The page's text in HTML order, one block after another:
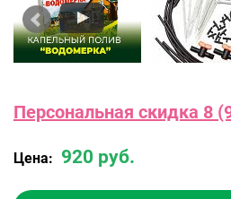
Персональная скидка 8
Цена: 920 руб.